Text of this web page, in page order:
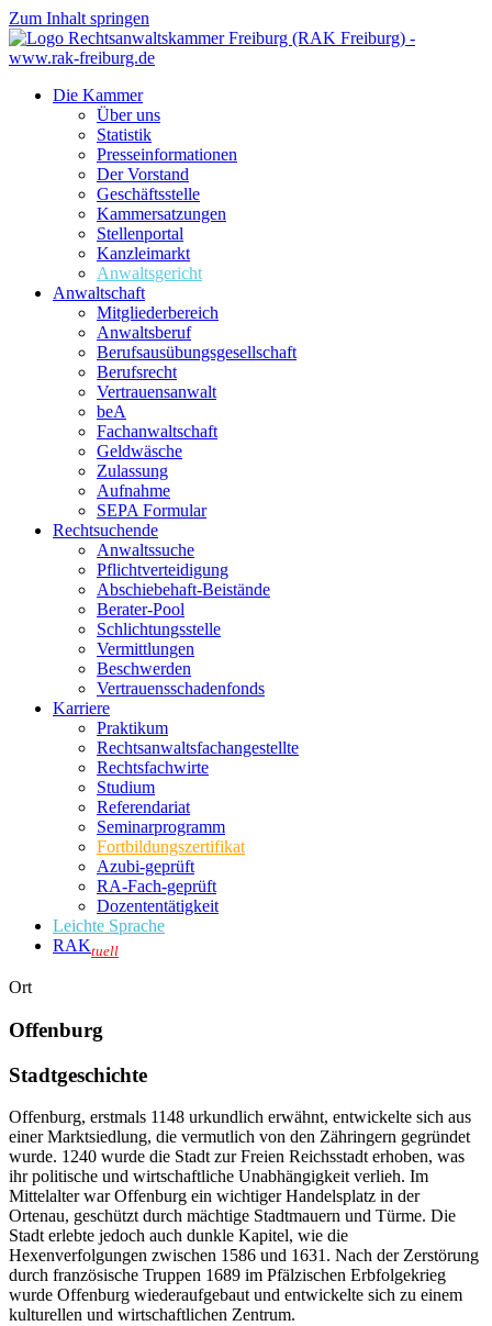
Zum Inhalt springen
Die Kammer
Über uns
Statistik
Presseinformationen
Der Vorstand
Geschäftsstelle
Kammersatzungen
Stellenportal
Kanzleimarkt
Anwaltsgericht
Anwaltschaft
Mitgliederbereich
Anwaltsberuf
Berufsausübungs­gesellschaft
Berufsrecht
Vertrauensanwalt
beA
Fachanwaltschaft
Geldwäsche
Zulassung
Aufnahme
SEPA Formular
Rechtsuchende
Anwaltssuche
Pflichtverteidigung
Abschiebehaft-Beistände
Berater-Pool
Schlichtungsstelle
Vermittlungen
Beschwerden
Vertrauensschadenfonds
Karriere
Praktikum
Rechtsanwalts­fachangestellte
Rechtsfachwirte
Studium
Referendariat
Seminarprogramm
Fortbildungszertifikat
Azubi-geprüft
RA-Fach-geprüft
Dozententätigkeit
Leichte Sprache
RAKtuell
Ort
Offenburg
Stadtgeschichte
Offenburg, erstmals 1148 urkundlich erwähnt, entwickelte sich aus
einer Marktsiedlung, die vermutlich von den Zähringern gegründet
wurde. 1240 wurde die Stadt zur Freien Reichsstadt erhoben, was
ihr politische und wirtschaftliche Unabhängigkeit verlieh. Im
Mittelalter war Offenburg ein wichtiger Handelsplatz in der
Ortenau, geschützt durch mächtige Stadtmauern und Türme. Die
Stadt erlebte jedoch auch dunkle Kapitel, wie die
Hexenverfolgungen zwischen 1586 und 1631. Nach der Zerstörung
durch französische Truppen 1689 im Pfälzischen Erbfolgekrieg
wurde Offenburg wiederaufgebaut und entwickelte sich zu einem
kulturellen und wirtschaftlichen Zentrum.